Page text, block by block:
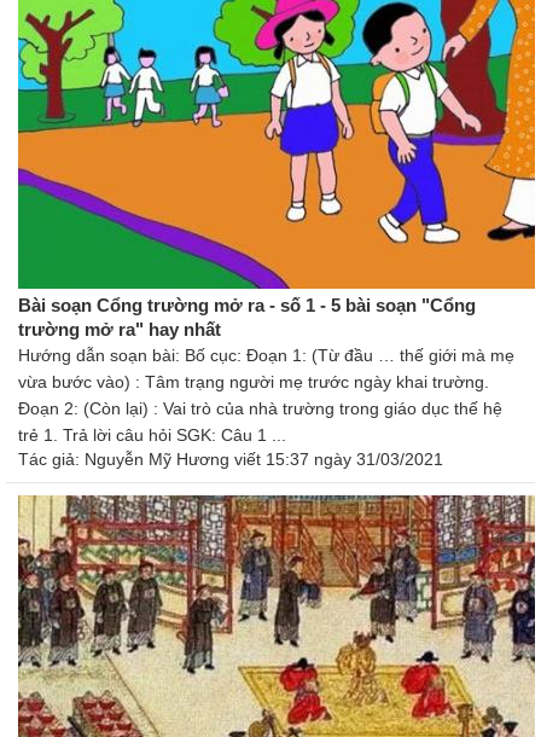
Bài soạn Cổng trường mở ra - số 1 - 5 bài soạn "Cổng
trường mở ra" hay nhất
Hướng dẫn soạn bài: Bố cục: Đoạn 1: (Từ đầu … thế giới mà mẹ
vừa bước vào) : Tâm trạng người mẹ trước ngày khai trường.
Đoạn 2: (Còn lại) : Vai trò của nhà trường trong giáo dục thế hệ
trẻ 1. Trả lời câu hỏi SGK: Câu 1 ...
Tác giả: Nguyễn Mỹ Hương viết 15:37 ngày 31/03/2021